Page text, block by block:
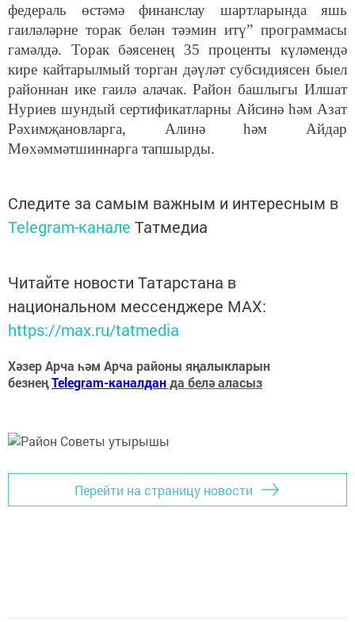
федераль өстәмә финанслау шартларында яшь
гаиләләрне торак белән тәэмин итү” программасы
гамәлдә. Торак бәясенең 35 проценты күләмендә
кире кайтарылмый торган дәүләт субсидиясен быел
районнан ике гаилә алачак. Район башлыгы Илшат
Нуриев шундый сертификатларны Айсинә һәм Азат
Рәхимҗановларга, Алинә һәм Айдар
Мөхәммәтшиннарга тапшырды.
Следите за самым важным и интересным в
Telegram-канале Татмедиа
Читайте новости Татарстана в
национальном мессенджере MАХ:
https://max.ru/tatmedia
Хәзер Арча һәм Арча районы яңалыкларын
безнеңTelegram-каналданда белә аласыз
Перейти на страницу новости